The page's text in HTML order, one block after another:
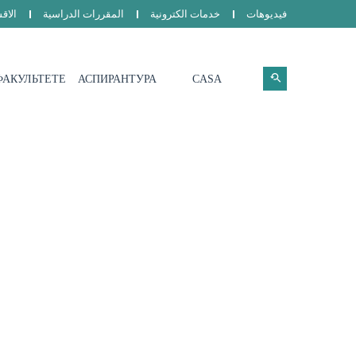
المقررات الدراسية خدمات الكترونية فيديوهات
АСПИРАНТУРА CASA